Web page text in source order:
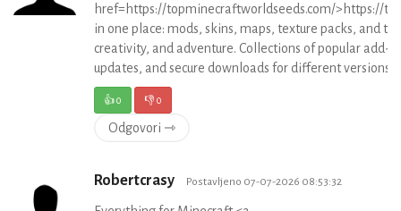
href=https://topminecraftworldseeds.com/>https://
in one place: mods, skins, maps, texture packs, and
creativity, and adventure. Collections of popular add-
updates, and secure downloads for different versions
👍0 👎0
Odgovori ⇾
Robertcrasy Postavljeno 07-07-2026 08:53:32